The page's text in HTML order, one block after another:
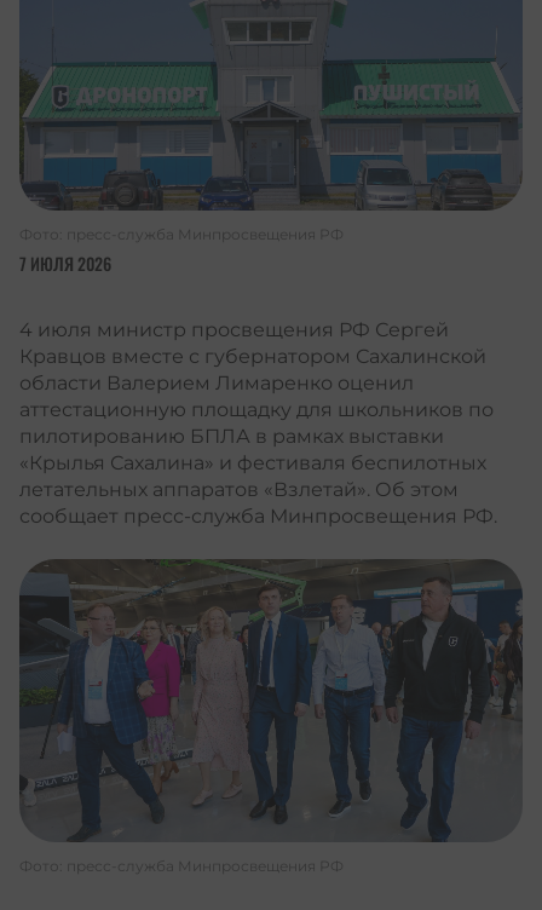
7 ИЮЛЯ 2026
Фото: пресс-служба Минпросвещения РФ
4 июля министр просвещения РФ Сергей
Кравцов вместе с губернатором Сахалинской
области Валерием Лимаренко оценил
аттестационную площадку для школьников по
пилотированию БПЛА в рамках выставки
«Крылья Сахалина» и фестиваля беспилотных
летательных аппаратов «Взлетай». Об этом
сообщает пресс-служба Минпросвещения РФ.
Фото: пресс-служба Минпросвещения РФ